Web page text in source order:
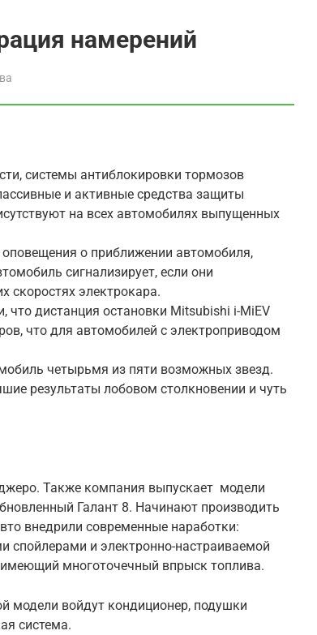
намерений
системы антиблокировки тормозов
и активные средства защиты
на всех автомобилях выпущенных
о приближении автомобиля,
сигнализирует, если они
скоростях электрокара.
дистанция остановки Mitsubishi i-MiEV
что для автомобилей с электроприводом
четырьмя из пяти возможных звезд.
результаты лобовом столкновении и чуть
Также компания выпускает модели
Галант 8. Начинают производить
внедрили современные наработки:
и электронно-настраиваемой
многоточечный впрыск топлива.
модели войдут кондиционер, подушки
система.